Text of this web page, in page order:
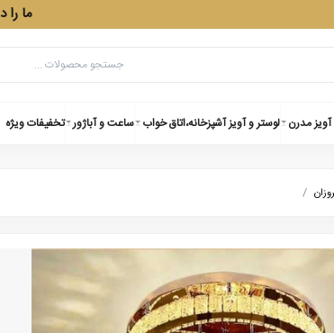
ما را
مدرن لوستر و آویز آشپزخانه،اتاق خواب ساعت و آباژور تخفیفات ویژه
/